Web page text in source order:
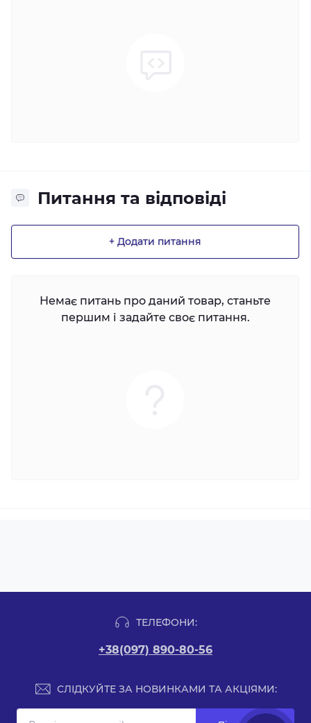
Питання та відповіді
+ Додати питання
Немає питань про даний товар, станьте
першим і задайте своє питання.
ТЕЛЕФОНИ:
+38(097) 890-80-56
СЛІДКУЙТЕ ЗА НОВИНКАМИ ТА АКЦІЯМИ: